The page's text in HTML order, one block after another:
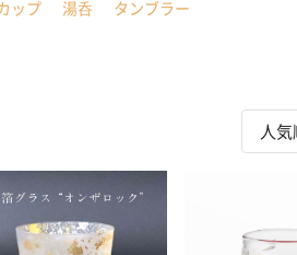
ップ 湯呑
タンブラー